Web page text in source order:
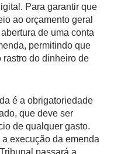
Para garantir que
ao orçamento geral
de uma conta
permitindo que
do dinheiro de
é a obrigatoriedade
que deve ser
de qualquer gasto.
execução da emenda